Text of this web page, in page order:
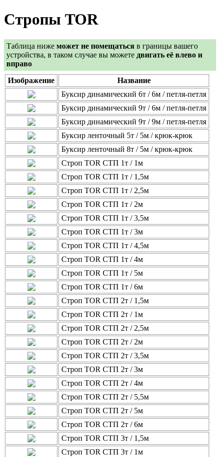
Стропы TOR
Таблица ниже может не помещаться в границы вашего
устройства, в таком случае вы можете двигать её влево и
вправо
Изображение
Название
Буксир динамический 6т / 6м / петля-петля
Буксир динамический 9т / 6м / петля-петля
Буксир динамический 9т / 9м / петля-петля
Буксир ленточный 5т / 5м / крюк-крюк
Буксир ленточный 8т / 5м / крюк-крюк
Строп TOR СТП 1т / 1м
Строп TOR СТП 1т / 1,5м
Строп TOR СТП 1т / 2,5м
Строп TOR СТП 1т / 2м
Строп TOR СТП 1т / 3,5м
Строп TOR СТП 1т / 3м
Строп TOR СТП 1т / 4,5м
Строп TOR СТП 1т / 4м
Строп TOR СТП 1т / 5м
Строп TOR СТП 1т / 6м
Строп TOR СТП 2т / 1,5м
Строп TOR СТП 2т / 1м
Строп TOR СТП 2т / 2,5м
Строп TOR СТП 2т / 2м
Строп TOR СТП 2т / 3,5м
Строп TOR СТП 2т / 3м
Строп TOR СТП 2т / 4м
Строп TOR СТП 2т / 5,5м
Строп TOR СТП 2т / 5м
Строп TOR СТП 2т / 6м
Строп TOR СТП 3т / 1,5м
Строп TOR СТП 3т / 1м